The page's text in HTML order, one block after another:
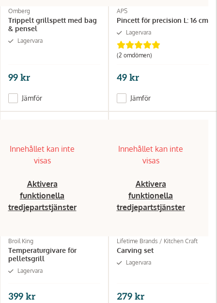
Omberg
Trippelt grillspett med bag
& pensel
Lagervara
99 kr
Jämför
APS
Pincett för precision L: 16 cm
Lagervara
(2 omdömen)
49 kr
Jämför
Innehållet kan inte
visas
Aktivera
funktionella
tredjepartstjänster
Broil King
Temperaturgivare för
pelletsgrill
Lagervara
399 kr
Innehållet kan inte
visas
Aktivera
funktionella
tredjepartstjänster
Lifetime Brands / Kitchen Craft
Carving set
Lagervara
279 kr